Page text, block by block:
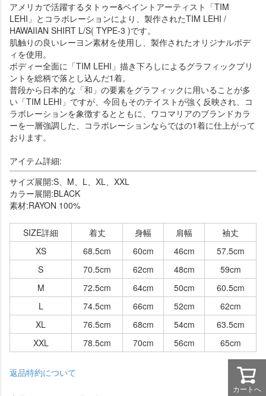
アメリカで活躍するタトゥー&ペイントアーティスト「TIM
LEHI」とコラボレーションにより、製作されたTIM LEHI /
HAWAIIAN SHIRT L/S( TYPE-3 )です。
肌触りの良いレーヨン素材を使用し、製作されたオリジナルボデ
ィを使用。
ボディー全面に「TIM LEHI」描き下ろしによるグラフィックプリ
ントを総柄で落とし込んだ1着。
普段から日本的な「和」の要素をグラフィックに用いることが多
い「TIM LEHI」ですが、今回もそのテイストが強く反映され、コ
ラボレーションを象徴するとともに、ワコマリアのブランドカラ
ーを一層強調した、コラボレーションならではの1着に仕上がって
おります。
アイテム詳細:
サイズ展開:S、M、L、XL、XXL
カラー展開:BLACK
素材:RAYON 100%
SIZE詳細 着丈 身幅 肩幅
袖丈
XS
68.5cm 60cm 46cm
57.5cm
S
70.5cm 62cm 48cm
59cm
M
72.5cm 64cm 50cm
60.5cm
L
74.5cm 66cm 52cm
62cm
XL
76.5cm 68cm 54cm
63.5cm
XXL
78.5cm 70cm 56cm 65cm
返品特約について
カートへ